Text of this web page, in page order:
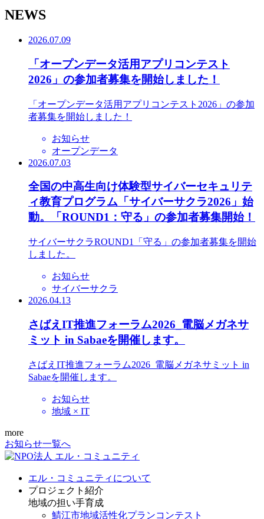
NEWS
2026.07.09
「オープンデータ活用アプリコンテスト
2026」の参加者募集を開始しました！
「オープンデータ活用アプリコンテスト2026」の参加
者募集を開始しました！
お知らせ
オープンデータ
2026.07.03
全国の中高生向け体験型サイバーセキュリテ
ィ教育プログラム「サイバーサクラ2026」始
動。「ROUND1：守る」の参加者募集開始！
サイバーサクラROUND1「守る」の参加者募集を開始
しました。
お知らせ
サイバーサクラ
2026.04.13
さばえIT推進フォーラム2026_電脳メガネサ
ミット in Sabaeを開催します。
さばえIT推進フォーラム2026_電脳メガネサミット in
Sabaeを開催します。
お知らせ
地域 × IT
more
お知らせ一覧へ
エル・コミュニティについて
プロジェクト紹介
地域の担い手育成
鯖江市地域活性化プランコンテスト